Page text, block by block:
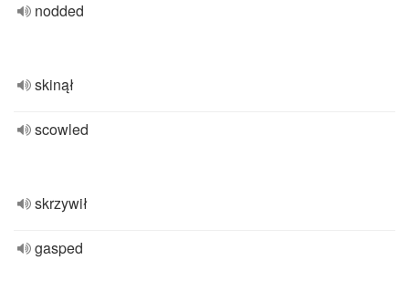
nodded
skinął
scowled
skrzywił
gasped